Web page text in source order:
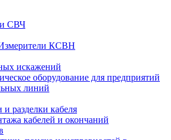
СВЧ
КСВН
искажений
оборудование для предприятий
линий
разделки кабеля
кабелей и окончаний